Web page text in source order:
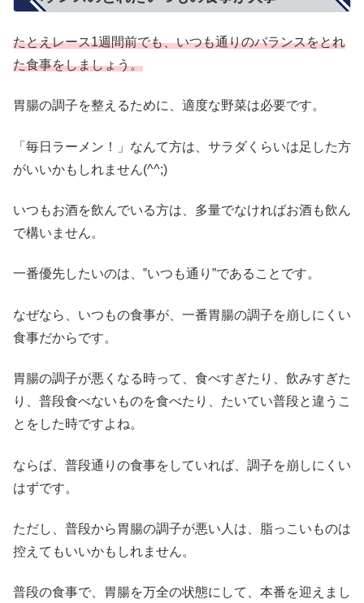
たとえレース1週間前でも、いつも通りのバランスをとれ
た食事をしましょう。
胃腸の調子を整えるために、適度な野菜は必要です。
「毎日ラーメン！」なんて方は、サラダくらいは足した方
がいいかもしれません(^^;)
いつもお酒を飲んでいる方は、多量でなければお酒も飲ん
で構いません。
一番優先したいのは、‟いつも通り”であることです。
なぜなら、いつもの食事が、一番胃腸の調子を崩しにくい
食事だからです。
胃腸の調子が悪くなる時って、食べすぎたり、飲みすぎた
り、普段食べないものを食べたり、たいてい普段と違うこ
とをした時ですよね。
ならば、普段通りの食事をしていれば、調子を崩しにくい
はずです。
ただし、普段から胃腸の調子が悪い人は、脂っこいものは
控えてもいいかもしれません。
普段の食事で、胃腸を万全の状態にして、本番を迎えまし